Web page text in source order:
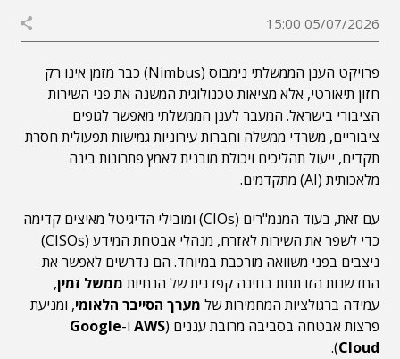
05/07/2026 15:00
פרויקט הענן הממשלתי נימבוס (Nimbus) כבר מזמן אינו רק
חזון תיאורטי, אלא מציאות טכנולוגית המשנה את פני השירות
הציבורי בישראל. המעבר לענן הממשלתי מאפשר לגופים
ציבוריים, משרדי ממשלה וחברות עירוניות גמישות תפעולית חסרת
תקדים, ייעול תהליכים ויכולת מובנית לאמץ פתרונות בינה
מלאכותית (AI) מתקדמים.
עם זאת, בעוד המנמ"רים (CIOs) ומובילי הדיגיטל מאיצים קדימה
כדי לשפר את השירות לאזרח, מנהלי אבטחת המידע (CISOs)
ניצבים בפני משוואה מורכבת במיוחד. הם נדרשים לאפשר את
החדשנות הזו תחת בחינה קפדנית של הנחיות ממשל זמין,
עמידה ברגולציות המחמירות של מערך הסייבר הלאומי, ומניעת
פרצות אבטחה בסביבה מרובת עננים (AWS ו-Google
Cloud
).